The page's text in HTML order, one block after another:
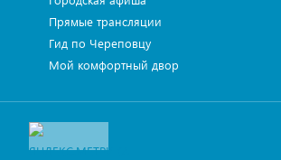
Прямые трансляции
Гид по Череповцу
Мой комфортный двор